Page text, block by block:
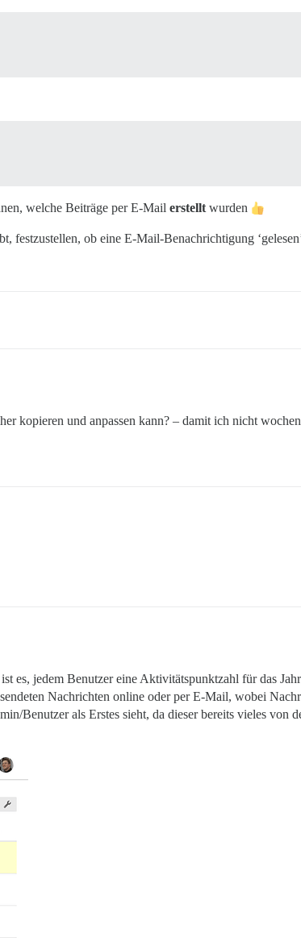
welche Beiträge per E-Mail erstellt wurden
festzustellen, ob eine E-Mail-Benachrichtigung
kopieren und anpassen kann? – damit ich nicht
es, jedem Benutzer eine Aktivitätspunktzahl für das
Nachrichten online oder per E-Mail, wobei
Benutzer als Erstes sieht, da dieser bereits vieles von